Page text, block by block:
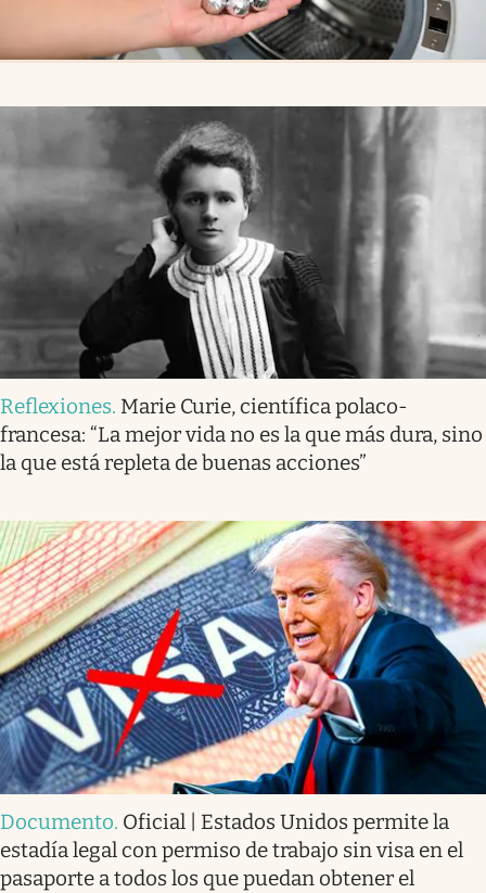
Reflexiones. Marie Curie, científica polaco-
francesa: “La mejor vida no es la que más dura, sino
la que está repleta de buenas acciones”
Documento. Oficial | Estados Unidos permite la
estadía legal con permiso de trabajo sin visa en el
pasaporte a todos los que puedan obtener el